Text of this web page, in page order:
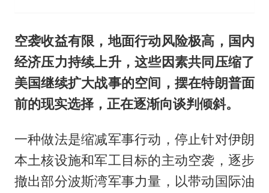
空袭收益有限，地面行动风险极高，国内
经济压力持续上升，这些因素共同压缩了
美国继续扩大战事的空间，摆在特朗普面
前的现实选择，正在逐渐向谈判倾斜。
一种做法是缩减军事行动，停止针对伊朗
本土核设施和军工目标的主动空袭，逐步
撤出部分波斯湾军事力量，以带动国际油